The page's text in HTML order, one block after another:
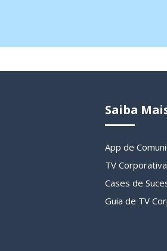
Saiba
App de
TV
Cases de
Guia de TV